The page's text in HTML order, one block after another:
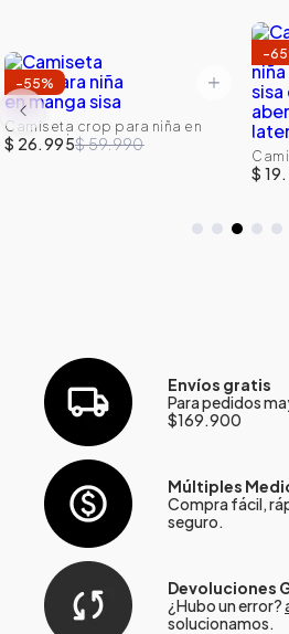
-55%
Camiseta crop para niña en
manga sisa
$ 26.995$ 59.990
-65
$
Envíos gratis
Para pedidos
$169.900
Múltiples
Compra fácil,
seguro.
Devoluciones
¿Hubo un error?
solucionamos.